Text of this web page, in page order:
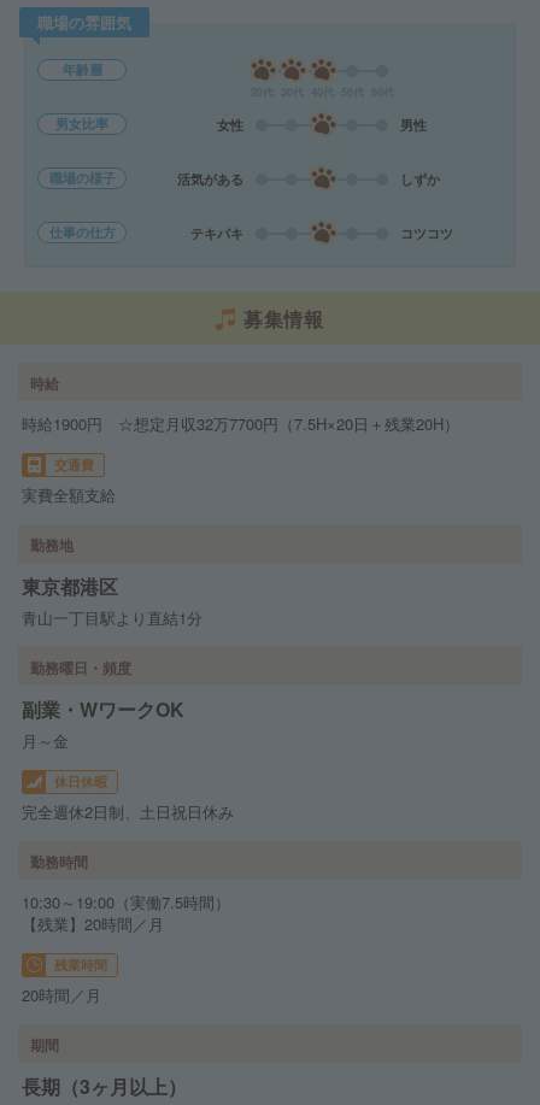
職場の雰囲気
年齢層
男女比率 女性 男性
職場の様子 活気がある しずか
仕事の仕方 テキパキ コツコツ
募集情報
時給
時給1900円 ☆想定月収32万7700円（7.5H×20日＋残業20H）
交通費
実費全額支給
勤務地
東京都港区
青山一丁目駅より直結1分
勤務曜日・頻度
副業・WワークOK
月～金
休日休暇
完全週休2日制、土日祝日休み
勤務時間
10:30～19:00（実働7.5時間）
【残業】20時間／月
残業時間
20時間／月
期間
長期（3ヶ月以上）